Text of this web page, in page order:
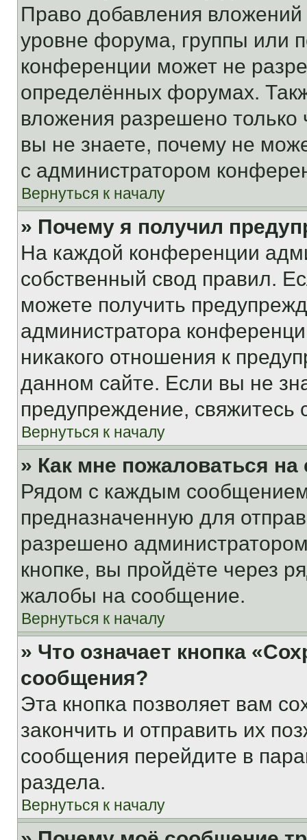
Право добавления
уровне форума, группы или
конференции может не
определённых форумах.
вложения разрешено
вы не знаете, почему не
с администратором
Вернуться к началу
» Почему я получил
На каждой конференции
собственный свод правил.
можете получить
администратора
никакого отношения к
данном сайте. Если вы не
предупреждение,
Вернуться к началу
» Как мне пожаловаться
Рядом с каждым сообщением
предназначенную для
разрешено
кнопке, вы пройдёте через
жалобы на сообщение.
Вернуться к началу
» Что означает кнопка
сообщения?
Эта кнопка позволяет вам
закончить и отправить их
сообщения перейдите в
раздела.
Вернуться к началу